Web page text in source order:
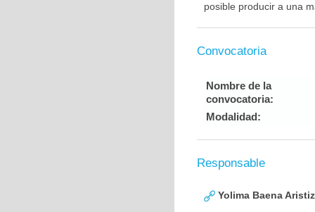
posible producir a una
Convocatoria
Nombre de la
convocatoria:
Modalidad:
Responsable
Yolima Baena